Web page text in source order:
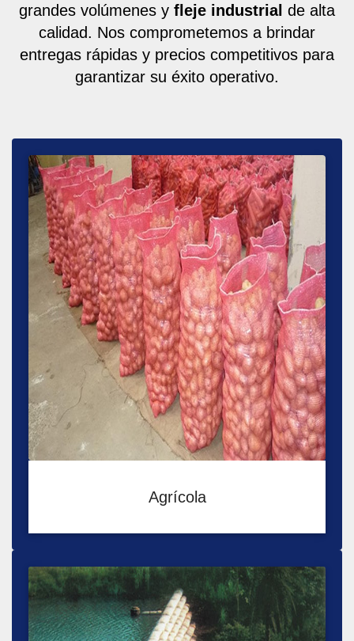
grandes volúmenes y fleje industrial de alta
calidad. Nos comprometemos a brindar
entregas rápidas y precios competitivos para
garantizar su éxito operativo.
Agrícola